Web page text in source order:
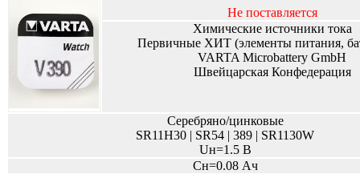
Не поставляется
Химические источники тока
Первичные ХИТ (элементы питания,
VARTA Microbattery GmbH
Швейцарская Конфедерация
Серебряно/цинковые
SR11H30 | SR54 | 389 | SR1130W
Uн=1.5 В
Сн=0.08 Ач